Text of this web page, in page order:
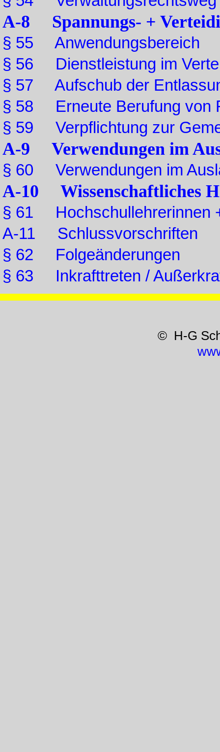
A-8 Spannungs- +
§ 55 Anwendungsbereich
§ 56 Dienstleistung im
§ 57 Aufschub der
§ 58 Erneute Berufung von
§ 59 Verpflichtung zur
A-9 Verwendungen im
§ 60 Verwendungen im
A-10 Wissenschaftliches
§ 61 Hochschullehrerinnen
A-11 Schlussvorschriften
§ 62 Folgeänderungen
§ 63 Inkrafttreten /
© H-G